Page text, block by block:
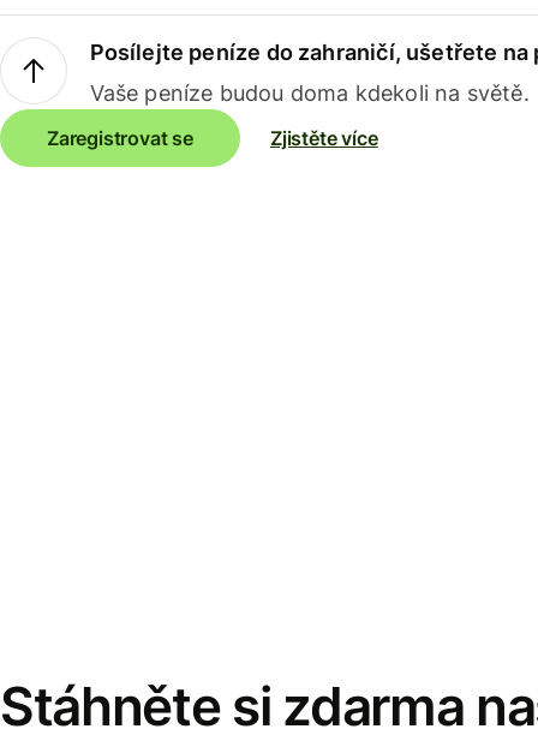
Posílejte peníze do zahraničí, ušetřete na
Vaše peníze budou doma kdekoli na světě.
Zaregistrovat se Zjistěte více
Stáhněte si zdarma